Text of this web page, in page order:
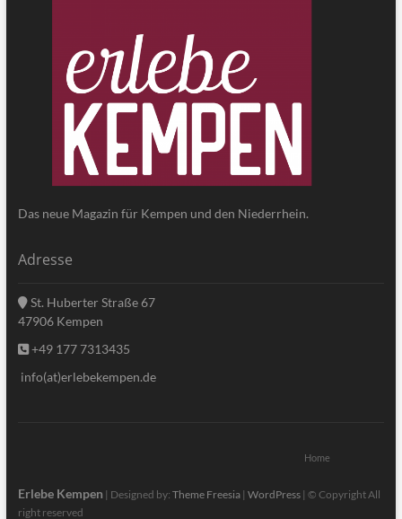
Das neue Magazin für Kempen und den Niederrhein.
Adresse
St. Huberter Straße 67
47906 Kempen
+49 177 7313435
info(at)erlebekempen.de
Home
Erlebe Kempen | Designed by: Theme Freesia| WordPress| © Copyright All
right reserved